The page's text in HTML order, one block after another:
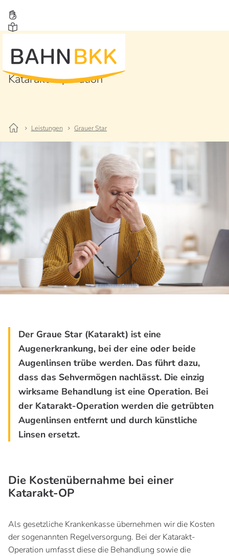
Grauer Star
Katarakt-Operation
Leistungen Grauer Star
Der Graue Star (Katarakt) ist eine
Augenerkrankung, bei der eine oder beide
Augenlinsen trübe werden. Das führt dazu,
dass das Sehvermögen nachlässt. Die einzig
wirksame Behandlung ist eine Operation. Bei
der Katarakt-Operation werden die getrübten
Augenlinsen entfernt und durch künstliche
Linsen ersetzt.
Die Kostenübernahme bei einer
Katarakt-OP
Als gesetzliche Krankenkasse übernehmen wir die Kosten
der sogenannten Regelversorgung. Bei der Katarakt-
Operation umfasst diese die Behandlung sowie die